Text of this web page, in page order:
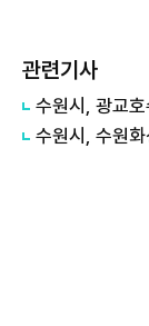
관련기사
수원시, 광교
수원시, 수원